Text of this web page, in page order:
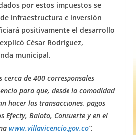
por estos impuestos se
infraestructura e inversión
positivamente el desarrollo
César Rodríguez,
municipal.
cerca de 400 corresponsales
para que, desde la comodidad
hacer las transacciones, pagos
Efecty, Baloto, Consuerte y en el
www.villavicencio.gov.co”,